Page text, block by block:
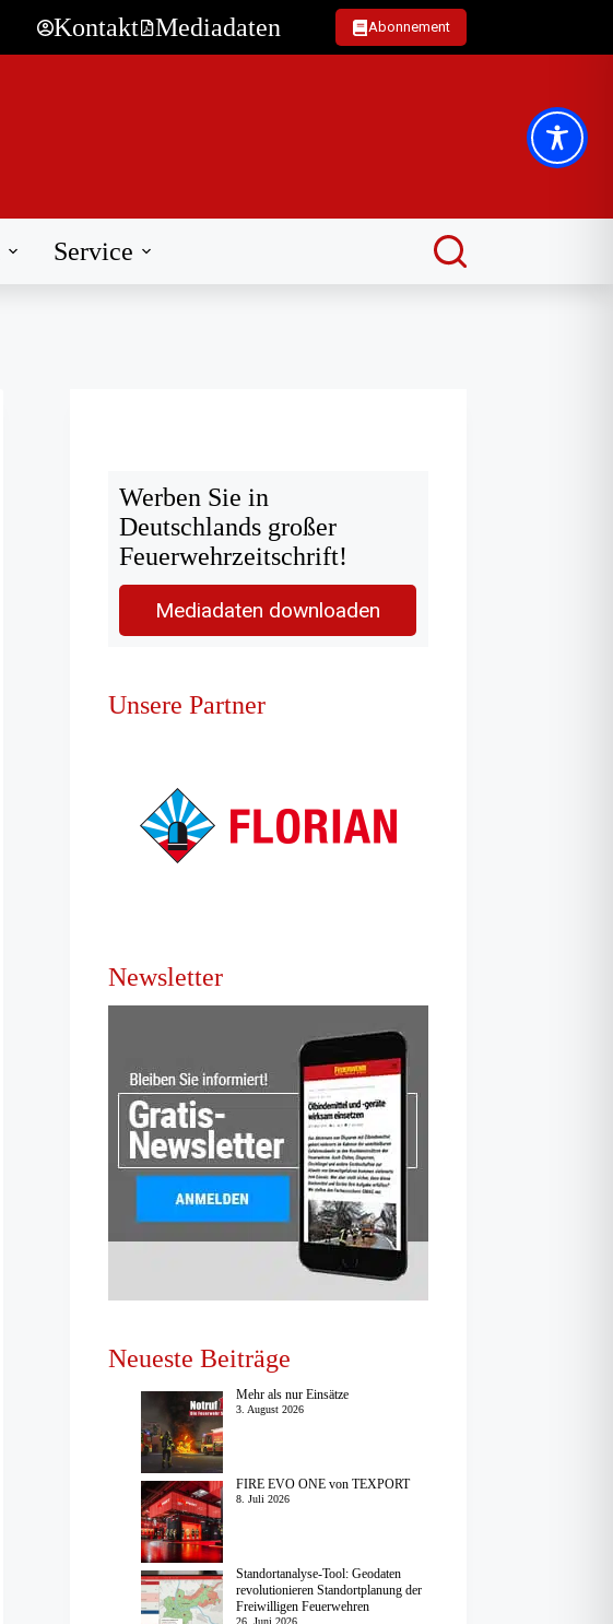
Kontakt Mediadaten Abonnement
Service
Werben Sie in
Deutschlands großer
Feuerwehrzeitschrift!
Mediadaten downloaden
Unsere Partner
Newsletter
Neueste Beiträge
Mehr als nur Einsätze
3. August 2026
FIRE EVO ONE von TEXPORT
8. Juli 2026
Standortanalyse-Tool: Geodaten
revolutionieren Standortplanung der
Freiwilligen Feuerwehren